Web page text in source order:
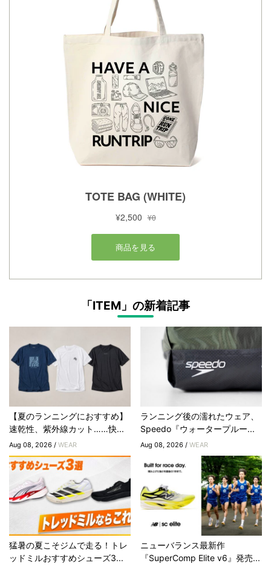
「ITEM」の新着記事
【夏のランニングにおすすめ】
速乾性、紫外線カット……快...
Aug 08, 2026 / WEAR
ランニング後の濡れたウェア、
Speedo『ウォータープルー...
Aug 08, 2026 /WEAR
猛暑の夏こそジムで走る！トレ
ッドミルおすすめシューズ3...
ニューバランス最新作
『SuperComp Elite v6』発売...